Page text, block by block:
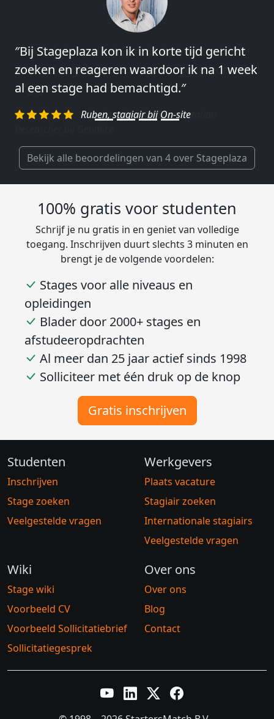
″Bij Stageplaza kon ik in korte tijd gericht
zoeken en reageren waardoor ik na 1 week
al een stage had bemachtigd.″
Ruben, stagiair bij On-site
″Vooral de snelheid en de betrokkenheid
van het regelen en contact leggen vond ik
erg goed.″
Charlotte, Market Segmentation
Bekijk alle beoordelingen van 4 over Stageplaza
100% gratis voor studenten
Schrijf je nu gratis in en geniet van volledige
toegang. Inschrijven duurt slechts 3 minuten en
brengt je de volgende voordelen:
Stages voor alle niveaus en
opleidingen
Blader door 2000+ stages en
afstudeeropdrachten
Al meer dan 25 jaar actief sinds 1998
Solliciteer met één druk op de knop
Gratis inschrijven
Studenten
Inschrijven
Stage zoeken
Veelgestelde vragen
Werkgevers
Plaats vacature
Stagiair zoeken
Internationale stagiairs
Veelgestelde vragen
Wiki
Stage wiki
Voorbeeld CV
Voorbeeld Sollicitatiebrief
Sollicitatiegesprek
Over ons
Over ons
Blog
Contact
YouTubeLinkedInTwitter XFacebook